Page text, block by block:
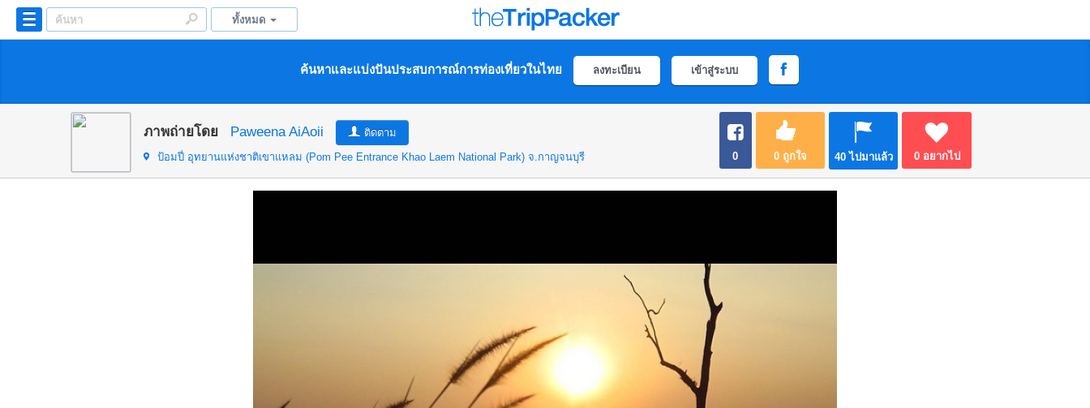
ทั้งหมด
ค้นหาและแบ่งปันประสบการณ์การท่องเที่ยวในไทย ลงทะเบียน เข้าสู่ระบบ
ภาพถ่ายโดย Paweena AiAoii
ติดตาม
ป้อมปี่ อุทยานแห่งชาติเขาแหลม (Pom Pee Entrance Khao Laem National Park) จ.กาญจนบุรี 0 0ถูกใจ 40ไปมาแล้ว 0อยากไป